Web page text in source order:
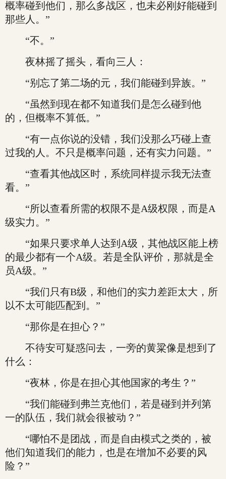
概率碰到他们，那么多战区，也未必刚好能碰到
那些人。”
“不。”
夜林摇了摇头，看向三人：
“别忘了第二场的元，我们能碰到异族。”
“虽然到现在都不知道我们是怎么碰到他
的，但概率不算低。”
“有一点你说的没错，我们没那么巧碰上查
过我的人。不只是概率问题，还有实力问题。”
“查看其他战区时，系统同样提示我无法查
看。”
“所以查看所需的权限不是A级权限，而是A
级实力。”
“如果只要求单人达到A级，其他战区能上榜
的最少都有一个A级。若是全队评价，那就是全
员A级。”
“我们只有B级，和他们的实力差距太大，所
以不太可能匹配到。”
“那你是在担心？”
不待安可疑惑问去，一旁的黄粱像是想到了
什么：
“夜林，你是在担心其他国家的考生？”
“我们能碰到弗兰克他们，若是碰到并列第
一的队伍，我们就会很被动？”
“哪怕不是团战，而是自由模式之类的，被
他们知道我们的能力，也是在增加不必要的风
险？”